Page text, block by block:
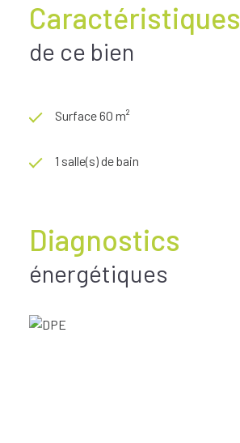
Caractéristiques
de ce bien
Surface 60 m²
1 salle(s) de bain
Diagnostics
énergétiques